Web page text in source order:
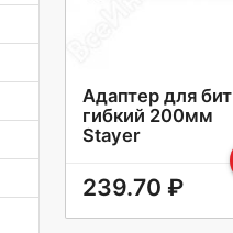
Адаптер для бит
гибкий 200мм
Stayer
239.70 ₽